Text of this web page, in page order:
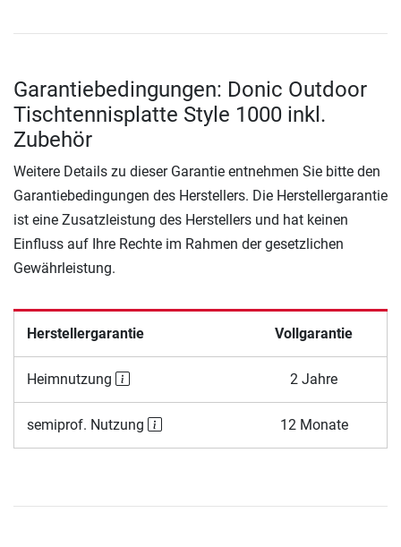
Garantiebedingungen: Donic Outdoor
Tischtennisplatte Style 1000 inkl.
Zubehör
Weitere Details zu dieser Garantie entnehmen Sie bitte den
Garantiebedingungen des Herstellers. Die Herstellergarantie
ist eine Zusatzleistung des Herstellers und hat keinen
Einfluss auf Ihre Rechte im Rahmen der gesetzlichen
Gewährleistung.
Herstellergarantie Vollgarantie
Heimnutzung 2 Jahre
semiprof. Nutzung 12 Monate